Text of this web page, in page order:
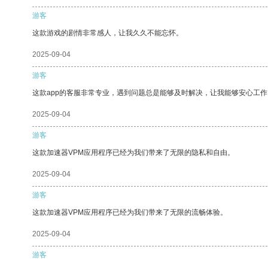
游客
这款游戏的剧情非常感人，让我久久不能忘怀。
2025-09-04
游客
这款app的客服非常专业，遇到问题总是能够及时解决，让我能够安心工
2025-09-04
游客
这款加速器VPM应用程序已经为我们带来了无限的隐私和自由。
2025-09-04
游客
这款加速器VPM应用程序已经为我们带来了无限的流畅体验。
2025-09-04
游客